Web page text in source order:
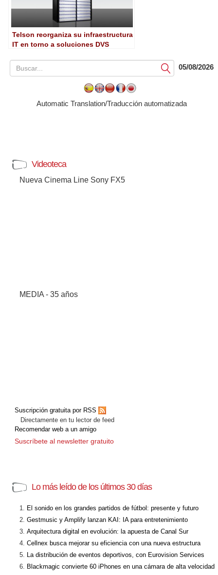
Telson reorganiza su infraestructura
IT en torno a soluciones DVS
Submit05/08/2026
Automatic Translation/Traducción automatizada
Videoteca
Nueva Cinema Line Sony FX5
MEDIA - 35 años
Suscripción gratuita por RSS
Directamente en tu lector de feed
Recomendar web a un amigo
Suscríbete al newsletter gratuito
Lo más leído de los últimos 30 días
El sonido en los grandes partidos de fútbol: presente y futuro
Gestmusic y Amplify lanzan KAI: IA para entretenimiento
Arquitectura digital en evolución: la apuesta de Canal Sur
Cellnex busca mejorar su eficiencia con una nueva estructura
La distribución de eventos deportivos, con Eurovision Services
Blackmagic convierte 60 iPhones en una cámara de alta velocidad